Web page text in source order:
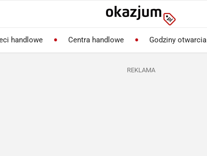
handlowe Centra handlowe Godziny otwarcia
REKLAMA